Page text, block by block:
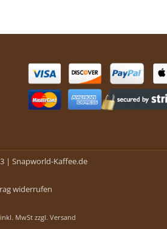
| Snapworld-Kaffee.de
widerrufen
MwSt zzgl. Versand